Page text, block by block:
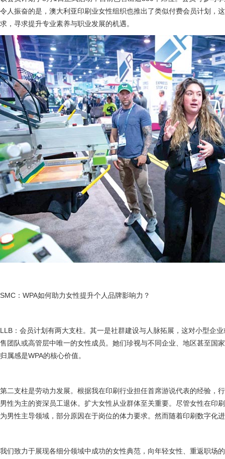
令人振奋的是，澳大利亚印刷业女性组织也推出了类似付费会员计划，
求，寻求提升专业素养与职业发展的机遇。
SMC：WPA如何助力女性提升个人品牌影响力？
LLB：会员计划有两大支柱。其一是社群建设与人脉拓展，这对小型企
售团队或高管层中唯一的女性成员。她们珍视与不同企业、地区甚至国
归属感是WPA的核心价值。
第二支柱是劳动力发展。根据我在印刷行业担任首席游说代表的经验，
男性为主的资深员工退休。扩大女性从业群体至关重要。尽管女性在印
为男性主导领域，部分原因在于岗位的体力要求。然而随着印刷数字化
我们致力于展现各细分领域中成功的女性典范，向年轻女性、重返职场